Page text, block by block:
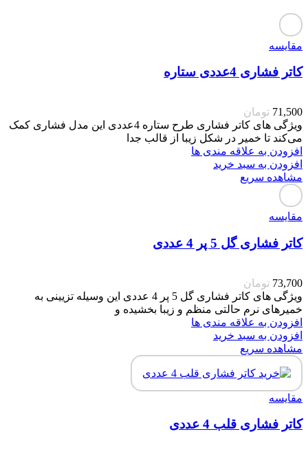
مقایسه
کاتر فشاری 4عددی ستاره
71,500 تومان
ویژگی های کاتر فشاری طرح ستاره 4عددی این مدل فشاری کمک
می‌کند تا خمیر در شکل زیبا از قالب جدا
افزودن به علاقه مندی ها
افزودن به سبد خرید
مشاهده سریع
مقایسه
کاتر فشاری گل 5 پر 4 عددی
73,700 تومان
ویژگی های کاتر فشاری گل 5 پر 4 عددی این وسیله تزیینی به
خمیرهای نرم حالتی منظم و زیبا بخشیده و
افزودن به علاقه مندی ها
افزودن به سبد خرید
مشاهده سریع
مقایسه
کاتر فشاری قلب 4 عددی